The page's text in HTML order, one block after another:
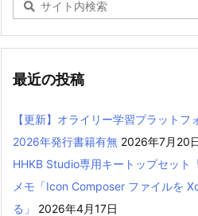
最近の投稿
【更新】オライリー学習プラット
2026年発行書籍有無 2026年7月20
HHKB Studio専用キートップセット
メモ「Icon Composer ファイルを
る」
2026年4月17日